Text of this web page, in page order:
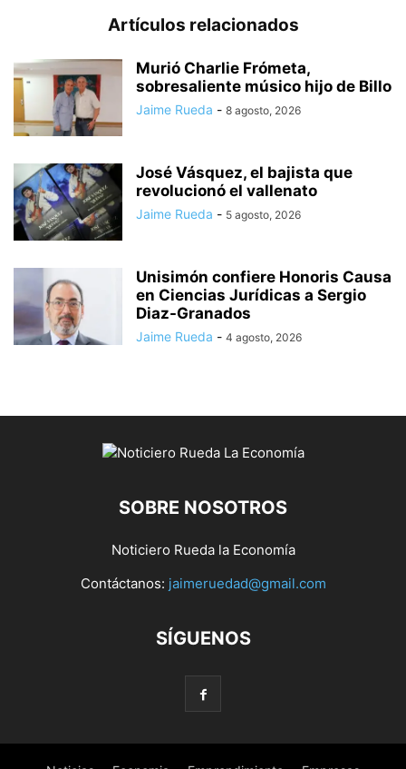
Artículos relacionados
Murió Charlie Frómeta,
sobresaliente músico hijo de Billo
Jaime Rueda - 8 agosto, 2026
José Vásquez, el bajista que
revolucionó el vallenato
Jaime Rueda - 5 agosto, 2026
Unisimón confiere Honoris Causa
en Ciencias Jurídicas a Sergio
Diaz-Granados
Jaime Rueda - 4 agosto, 2026
SOBRE NOSOTROS
Noticiero Rueda la Economía
Contáctanos: jaimeruedad@gmail.com
SÍGUENOS